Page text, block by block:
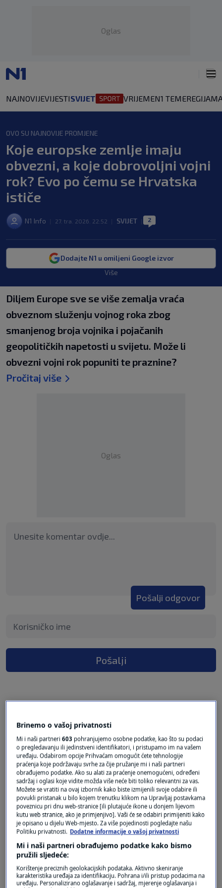
Oglas
NAJNOVIJEVIJESTISVIJET VRIJEMEN1 TEMEREGIJA
OVO SU NAJNOVIJE PROMJENE
Koje europske zemlje imaju
obvezni, a koje dobrovoljni vojni
rok? Evo po čemu se Hrvatska
ističe
N1 Info 27. tra. 2026. 22:52 SVIJET 2
Dodajte N1 u omiljeni Google izvor
Više
Diljem Europe sve se više zemalja vraća
obveznom služenju vojnog roka zbog
smanjenog broja vojnika i pojačanih
geopolitičkih napetosti u svijetu. Može li
obvezni vojni rok popuniti te praznine?
Pročitaj više
Oglas
Pošalji odgovor
Pošalji
prije 4 mjeseci
Ceca
"U Njemačkoj od početka 2026. godine muškarci
u dobi od 17 do 45 godina moraju zatražiti
odobrenje za boravak u inozemstvu dulji od tri
mjeseca, iako se ono u pravilu smatra
formalnošću." Zar ovo nije bio samo prijedlog?
Nije proslo, koliko znam (bar za sada).
Brinemo o vašoj privatnosti
Mi i naši partneri603 pohranjujemo osobne podatke, kao što su podaci
o pregledavanju ili jedinstveni identifikatori, i pristupamo im na vašem
uređaju. Odabirom opcije Prihvaćam omogućit ćete tehnologije
praćenja koje podržavaju svrhe za čije pružanje mi i naši partneri
obrađujemo podatke. Ako su alati za praćenje onemogućeni, određeni
sadržaj i oglasi koje vidite možda više neće biti toliko relevantni za vas.
Možete se vratiti na ovaj izbornik kako biste izmijenili svoje odabire ili
povukli pristanak u bilo kojem trenutku klikom na Upravljaj postavkama
poveznicu pri dnu web-stranice [ili plutajuće ikone u donjem lijevom
kutu web stranice, ako je primjenjivo]. Vaši će se odabiri primijeniti kako
je opisano u dijelu Web-mjesto. Za više pojedinosti pogledajte našu
Politiku privatnosti. Dodatne informacije o vašoj privatnosti
Mi i naši partneri obrađujemo podatke kako bismo
pružili sljedeće:
Korištenje preciznih geolokacijskih podataka. Aktivno skeniranje
karakteristika uređaja za identifikaciju. Pohrana i/ili pristup podacima na
uređaju. Personalizirano oglašavanje i sadržaj, mjerenje oglašavanja i